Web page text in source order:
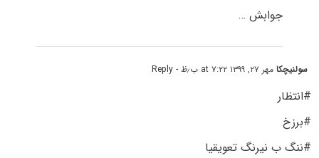
جوابش …
سولنیچکامهر ۲۷, ۱۳۹۹ at ۷:۲۲ ب٫ظ - Reply
#انتظار
#برزخ
#ننگ ب نیرنگ تعویقیا